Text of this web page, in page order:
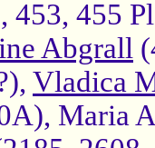
453, 455
Abgrall
Vladica
Maria